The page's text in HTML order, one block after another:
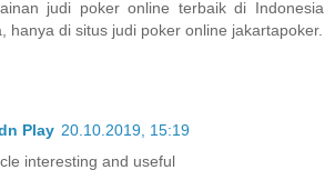
judi poker online terbaik di Indonesia
hanya di situs judi poker online jakartapoker.
Play 20.10.2019, 15:19
interesting and useful